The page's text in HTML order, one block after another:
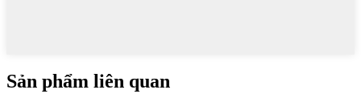
Sản phẩm liên quan